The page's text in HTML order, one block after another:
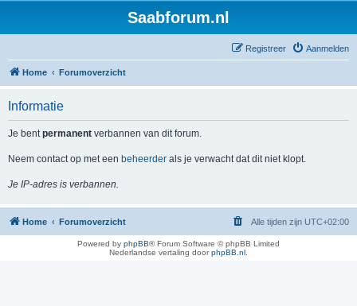
Saabforum.nl
Aanmelden
Registreer
Home Forumoverzicht
Informatie
Je bentpermanent verbannen van dit forum.
Neem contact op met een beheerder als je verwacht dat dit niet klopt.
Je IP-adres is verbannen.
Home Forumoverzicht Alle tijden zijn UTC+02:00
Powered by phpBB® Forum Software © phpBB Limited
Nederlandse vertaling doorphpBB.nl